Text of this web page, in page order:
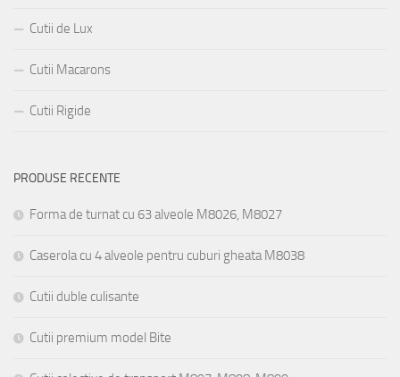
Cutii de Lux
Cutii Macarons
Cutii Rigide
PRODUSE RECENTE
Forma de turnat cu 63 alveole M8026, M8027
Caserola cu 4 alveole pentru cuburi gheata M8038
Cutii duble culisante
Cutii premium model Bite